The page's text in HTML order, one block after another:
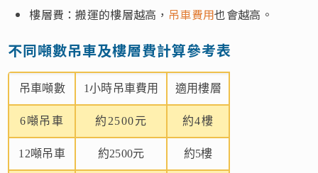
樓層費：搬運的樓層越高， 吊車費用也會越高。
不同噸數吊車及樓層費計算參考表
吊車噸數 1小時吊車費用 適用樓層
6噸吊車 約2500元 約4樓
12噸吊車 約2500元 約5樓